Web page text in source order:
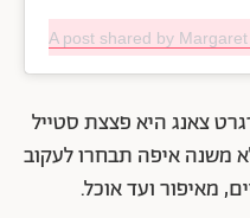
A post shared by
צאנג היא פצצת סטייל
משנה איפה תבחרו לעקוב
מאיפור ועד אוכל.